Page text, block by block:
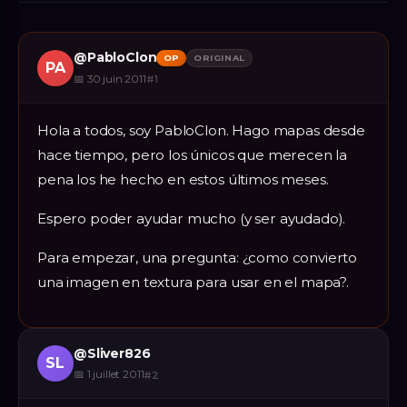
PA
@PabloClon OP ORIGINAL
📅 30 juin 2011#1
Hola a todos, soy PabloClon. Hago mapas desde
hace tiempo, pero los únicos que merecen la
pena los he hecho en estos últimos meses.
Espero poder ayudar mucho (y ser ayudado).
Para empezar, una pregunta: ¿como convierto
una imagen en textura para usar en el mapa?.
SL
@Sliver826
📅 1 juillet 2011#2